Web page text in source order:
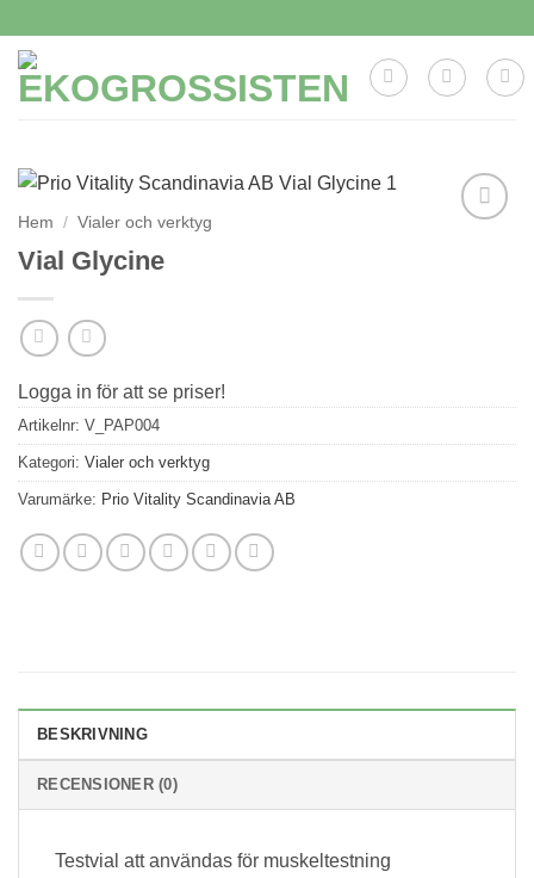
content
Hem / Vialer och verktyg
Vial Glycine
Logga in för att se priser!
Artikelnr: V_PAP004
Kategori: Vialer och verktyg
Varumärke: Prio Vitality Scandinavia AB
BESKRIVNING
RECENSIONER (0)
Testvial att användas för muskeltestning